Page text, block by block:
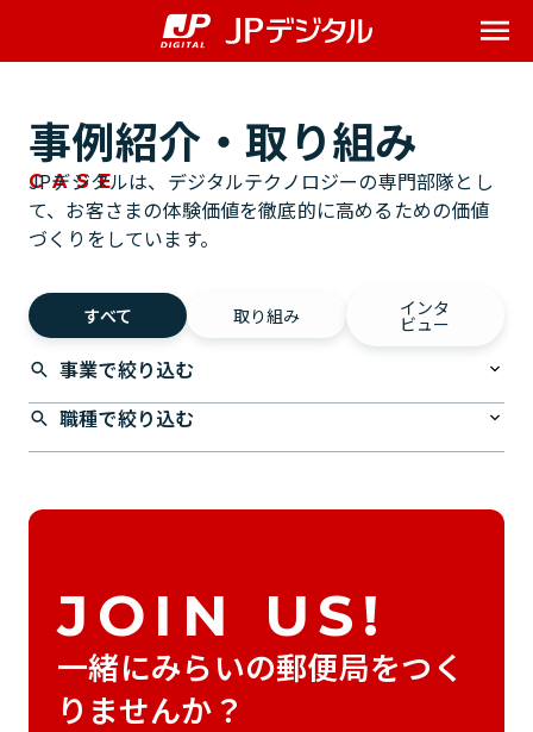
事例紹介・取り組み
CASE
JPデジタルは、デジタルテクノロジーの専門部隊とし
て、お客さまの体験価値を徹底的に高めるための価値
づくりをしています。
すべて 取り組み インタ
ビュー
事業で絞り込む
職種で絞り込む
JOIN US!
一緒にみらいの郵便局をつく
りませんか？